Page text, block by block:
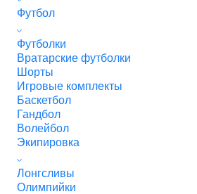
Футбол
Футболки
Вратарские футболки
Шорты
Игровые комплекты
Баскетбол
Гандбол
Волейбол
Экипировка
Лонгсливы
Олимпийки